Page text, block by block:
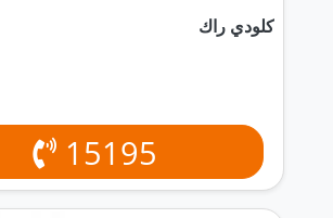
كلودي راك
15195